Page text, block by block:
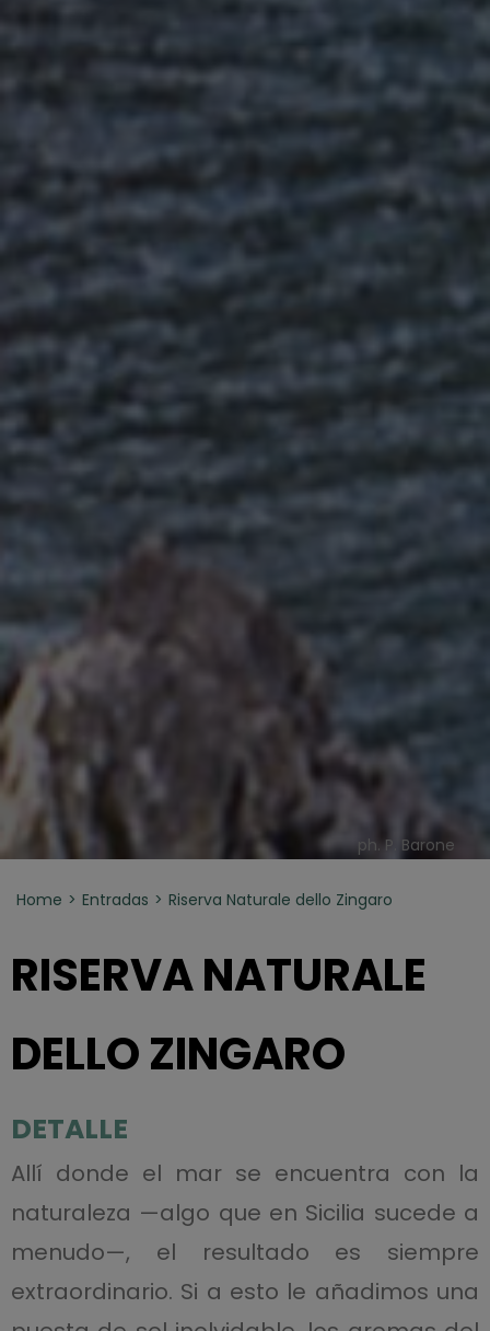
ph. P. Barone
Home Entradas Riserva Naturale dello Zingaro
RISERVA NATURALE
DELLO ZINGARO
DETALLE
Allí donde el mar se encuentra con la
naturaleza —algo que en Sicilia sucede a
menudo—, el resultado es siempre
extraordinario. Si a esto le añadimos una